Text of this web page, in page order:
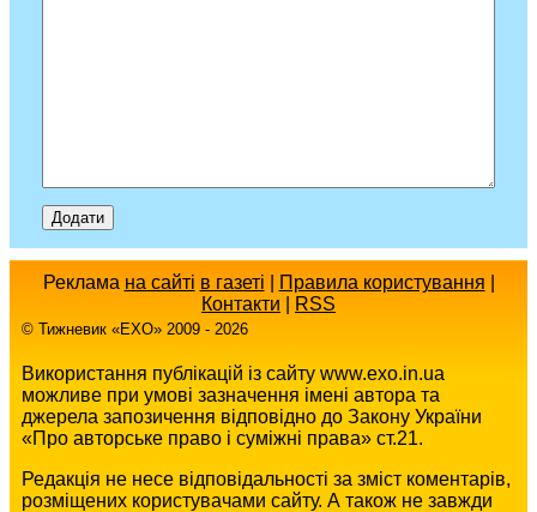
Реклама на сайті в газеті Правила користування
Контакти
RSS
© Тижневик «EХO» 2009 - 2026
Використання публікацій із сайту www.exo.in.ua
можливе при умові зазначення імені автора та
джерела запозичення відповідно до Закону України
«Про авторське право і суміжні права» ст.21.
Редакція не несе відповідальності за зміст коментарів,
розміщених користувачами сайту. А також не завжди